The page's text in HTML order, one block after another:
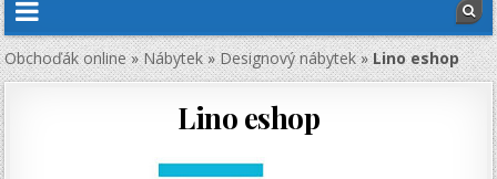
Obchoďák online»Nábytek»Designový nábytek»Lino eshop
Lino eshop